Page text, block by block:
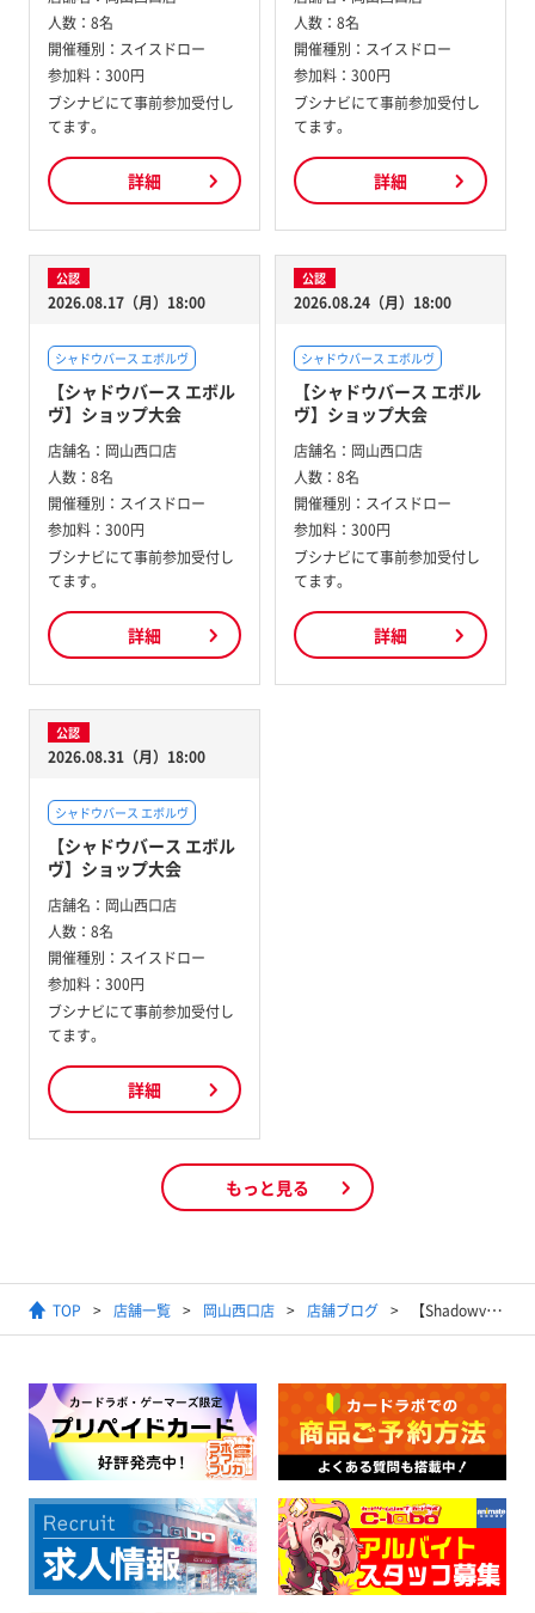
人数： 8名
開催種別： スイスドロー
参加料： 300円
ブシナビにて事前参加受付し
てます。
詳細
人数： 8名
開催種別： スイスドロー
参加料： 300円
ブシナビにて事前参加受付し
てます。
詳細
公認
2026.08.17（月）18:00
シャドウバース エボルヴ
【シャドウバース エボル
ヴ】ショップ大会
店舗名： 岡山西口店
人数： 8名
開催種別： スイスドロー
参加料： 300円
ブシナビにて事前参加受付し
てます。
詳細
公認
2026.08.24（月）18:00
シャドウバース エボルヴ
【シャドウバース エボル
ヴ】ショップ大会
店舗名： 岡山西口店
人数： 8名
開催種別： スイスドロー
参加料： 300円
ブシナビにて事前参加受付し
てます。
詳細
公認
2026.08.31（月）18:00
シャドウバース エボルヴ
【シャドウバース エボル
ヴ】ショップ大会
店舗名： 岡山西口店
人数： 8名
開催種別： スイスドロー
参加料： 300円
ブシナビにて事前参加受付し
てます。
詳細
もっと見る
TOP 店舗一覧 岡山西口店 店舗ブログ 【ShadowverseEVOLVE】プレミアム加工のカードは100円以上で買い取ります！【最低保証】